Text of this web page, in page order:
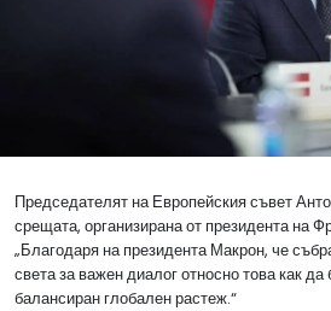
Председателят на Европейския съвет
срещата, организирана от президента на
„Благодаря на президента Макрон, че
света за важен диалог относно това как да
балансиран глобален растеж.“